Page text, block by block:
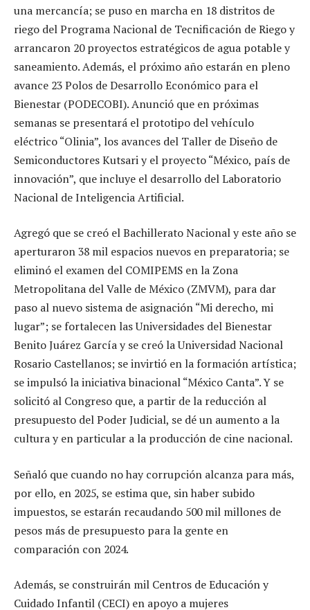
una mercancía; se puso en marcha en 18 distritos de
riego del Programa Nacional de Tecnificación de Riego y
arrancaron 20 proyectos estratégicos de agua potable y
saneamiento. Además, el próximo año estarán en pleno
avance 23 Polos de Desarrollo Económico para el
Bienestar (PODECOBI). Anunció que en próximas
semanas se presentará el prototipo del vehículo
eléctrico “Olinia”, los avances del Taller de Diseño de
Semiconductores Kutsari y el proyecto “México, país de
innovación”, que incluye el desarrollo del Laboratorio
Nacional de Inteligencia Artificial.
Agregó que se creó el Bachillerato Nacional y este año se
aperturaron 38 mil espacios nuevos en preparatoria; se
eliminó el examen del COMIPEMS en la Zona
Metropolitana del Valle de México (ZMVM), para dar
paso al nuevo sistema de asignación “Mi derecho, mi
lugar”; se fortalecen las Universidades del Bienestar
Benito Juárez García y se creó la Universidad Nacional
Rosario Castellanos; se invirtió en la formación artística;
se impulsó la iniciativa binacional “México Canta”. Y se
solicitó al Congreso que, a partir de la reducción al
presupuesto del Poder Judicial, se dé un aumento a la
cultura y en particular a la producción de cine nacional.
Señaló que cuando no hay corrupción alcanza para más,
por ello, en 2025, se estima que, sin haber subido
impuestos, se estarán recaudando 500 mil millones de
pesos más de presupuesto para la gente en
comparación con 2024.
Además, se construirán mil Centros de Educación y
Cuidado Infantil (CECI) en apoyo a mujeres